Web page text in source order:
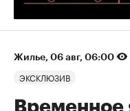
Жилье 06 авг, 06:00
ЭКСКЛЮЗИВ
Временное